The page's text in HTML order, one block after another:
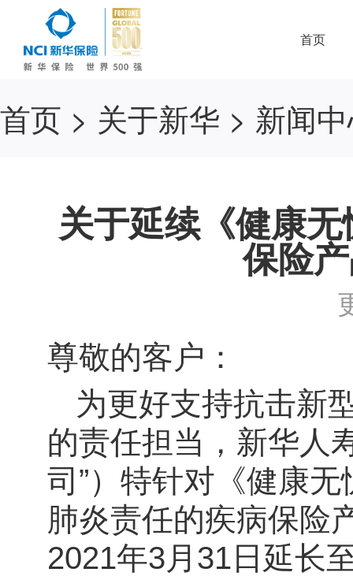
首页
首页 > 关于新华 > 新闻
关于延续《健康
保险
尊敬的客户：
为更好支持抗击新
的责任担当，新华人
司”）特针对《健康
肺炎责任的疾病保险
2021年3月31日延长